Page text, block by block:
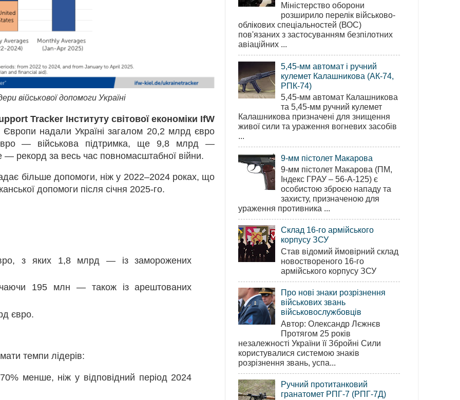
військової допомоги Україні
Tracker Інституту світової економіки IfW
Європи надали Україні загалом 20,2 млрд євро
— військова підтримка, ще 9,8 млрд —
— рекорд за весь час повномасштабної війни.
більше допомоги, ніж у 2022–2024 роках, що
допомоги після січня 2025-го.
з яких 1,8 млрд — із заморожених
195 млн — також із арештованих
євро.
темпи лідерів:
менше, ніж у відповідний період 2024
Міністерство оборони
розширило перелік військово-
облікових спеціальностей (ВОС)
пов'язаних з застосуванням безпілотних
авіаційних ...
5,45-мм автомат і ручний
кулемет Калашникова (АК-74,
РПК-74)
5,45-мм автомат Калашникова
та 5,45-мм ручний кулемет
Калашникова призначені для знищення
живої сили та ураження вогневих засобів
...
9-мм пістолет Макарова
9-мм пістолет Макарова (ПМ,
Індекс ГРАУ – 56-А-125) є
особистою зброєю нападу та
захисту, призначеною для
ураження противника ...
Склад 16-го армійського
корпусу ЗСУ
Став відомий ймовірний склад
новоствореного 16-го
армійського корпусу ЗСУ
Про нові знаки розрізнення
військових звань
військовослужбовців
Автор: Олександр Лєжнєв
Протягом 25 років
незалежності України її Збройні Сили
користувалися системою знаків
розрізнення звань, успа...
Ручний протитанковий
гранатомет РПГ-7 (РПГ-7Д)